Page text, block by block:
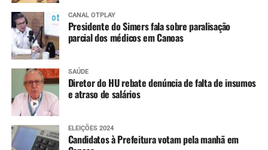
CANAL OTPLAY
Presidente do Simers fala sobre paralisação
parcial dos médicos em Canoas
SAÚDE
Diretor do HU rebate denúncia de falta de insumos
e atraso de salários
ELEIÇÕES 2024
Candidatos à Prefeitura votam pela manhã em